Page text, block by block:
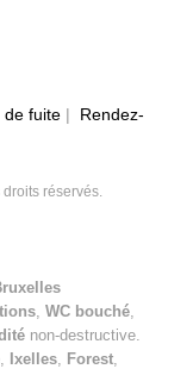
de fuite | Rendez-
droits réservés.
, WC bouché,
non-destructive.
, Ixelles, Forest,